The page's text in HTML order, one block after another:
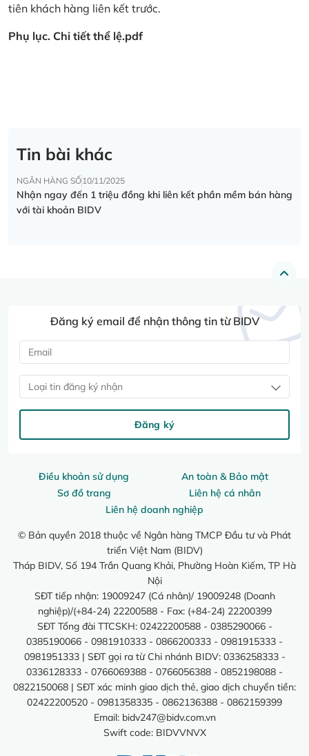
tiên khách hàng liên kết trước.
Phụ lục. Chi tiết thể lệ.pdf
Tin bài khác
NGÂN HÀNG SỐ10/11/2025
Nhận ngay đến 1 triệu đồng khi liên kết phần mềm bán hàng
với tài khoản BIDV
Điều khoản sử dụng
An toàn & Bảo mật
Sơ đồ trang
Liên hệ cá nhân
Liên hệ doanh nghiệp
© Bản quyền 2018 thuộc về Ngân hàng TMCP Đầu tư và Phát
triển Việt Nam (BIDV)
Tháp BIDV, Số 194 Trần Quang Khải, Phường Hoàn Kiếm, TP Hà
Nội
SĐT tiếp nhận: 19009247 (Cá nhân)/ 19009248 (Doanh
nghiệp)/(+84-24) 22200588 - Fax: (+84-24) 22200399
SĐT Tổng đài TTCSKH: 02422200588 - 0385290066 -
0385190066 - 0981910333 - 0866200333 - 0981915333 -
0981951333 | SĐT gọi ra từ Chi nhánh BIDV: 0336258333 -
0336128333 - 0766069388 - 0766056388 - 0852198088 -
0822150068 | SĐT xác minh giao dịch thẻ, giao dịch chuyển tiền:
02422200520 - 0981358335 - 0862136388 - 0862159399
Email: bidv247@bidv.com.vn
Swift code: BIDVVNVX
Đăng ký email để nhận thông tin từ BIDV
Loại tin đăng ký nhận
Đăng ký